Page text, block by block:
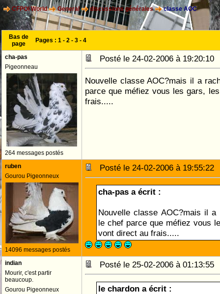
CFPOI World General discussions générales classe AOC
Bas de
page
Pages : 1 - 2 - 3 - 4
cha-pas
Pigeonneau
264 messages postés
Posté le 24-02-2006 à
Nouvelle classe AOC?mais il a
parce que méfiez vous les gars,
frais.....
ruben
Gourou Pigeonneux
14096 messages postés
Posté le 24-02-2006 à
cha-pas a écrit :
Nouvelle classe AOC?mais il
le chef parce que méfiez vous
vont direct au frais.....
indian
Mourir, c'est partir
beaucoup.
Gourou Pigeonneux
Posté le 25-02-2006 à
le chardon a écrit :